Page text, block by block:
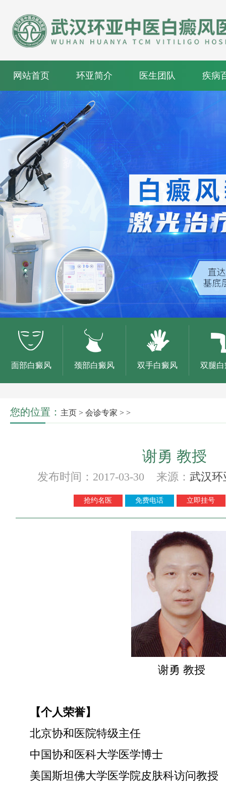
网站首页 环亚简介 医生团队 疾病
面部白癜风 颈部白癜风 双手白癜风 双腿
您的位置： 主页 > 会诊专家 > >
谢勇 教授
发布时间：2017-03-30 来源： 武汉环
抢约名医 免费电话 立即挂号
谢勇 教授
【个人荣誉】
北京协和医院特级主任
中国协和医科大学医学博士
美国斯坦佛大学医学院皮肤科访问教授